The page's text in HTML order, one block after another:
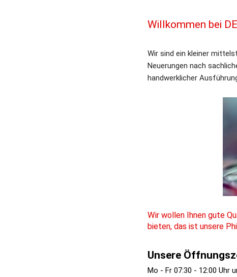
Willkommen​​ bei
Wir sind ein kleiner
Neuerungen nach
handwerklicher
Wir wollen Ihnen gute
bieten, das ist unsere
Unsere
Mo - Fr 07:30 - 12:00 Uhr